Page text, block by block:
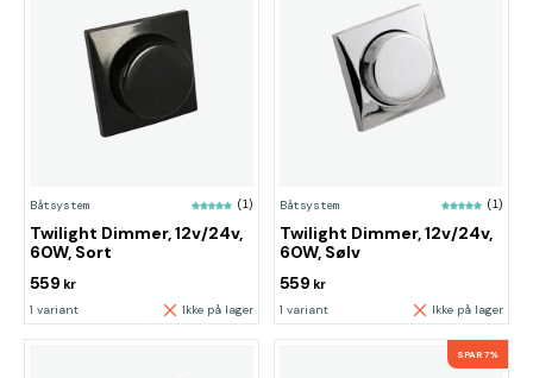
Båtsystem (1)
Twilight Dimmer, 12v/24v,
60W, Sort
559 kr
1 variant Ikke på lager
Båtsystem (1)
Twilight Dimmer, 12v/24v,
60W, Sølv
559 kr
1 variant Ikke på lager
SPAR 7%